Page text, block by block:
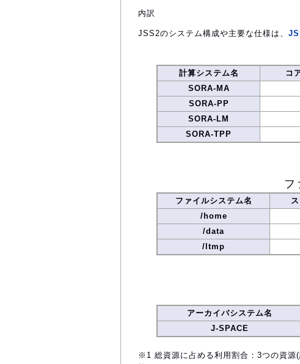
内訳
JSS2のシステム構成や主要な仕様は、
計算システム名 コ
SORA-MA
SORA-PP
SORA-LM
SORA-TPP
フ
ファイルシステム名
/home
/data
/ltmp
アーカイバシステム名
J-SPACE
※1 総資源に占める利用割合：3つの資